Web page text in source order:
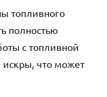
топливного
полностью
с топливной
что может